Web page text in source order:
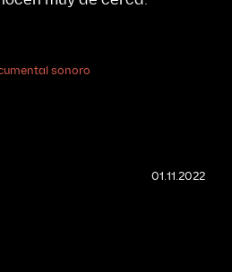
sonoro
01.11.2022